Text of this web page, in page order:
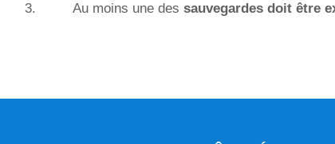
Au moins une des sauvegardes doit être